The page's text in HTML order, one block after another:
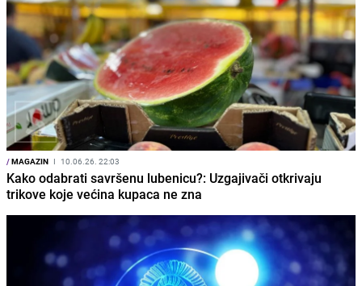
/MAGAZIN I 10.06.26. 22:03
Kako odabrati savršenu lubenicu?: Uzgajivači otkrivaju
trikove koje većina kupaca ne zna